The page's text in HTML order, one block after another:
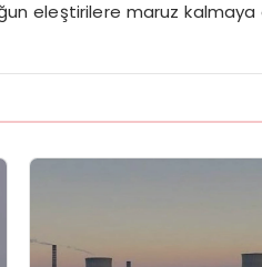
eleştirilere maruz